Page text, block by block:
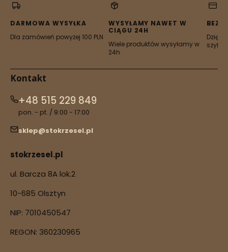
nowej
nowej
DARMOWA WYSYŁKA
Dla zamówień powyżej 100 PLN
WYSYŁAMY NAWET W
CIĄGU 24H
Wiele produktów wysyłamy w
24h
Dzięki
Kontakt
+48 515 229 849
pon. - pt. / 9:00 - 17:00
sklep@stokrzesel.pl
stokrzesel.pl
ul. Barcza 8A lok.2
10-685 Olsztyn
NIP: 7010450547
REGON: 360230965